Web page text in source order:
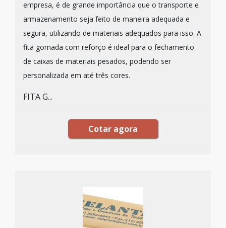
empresa, é de grande importância que o transporte e
armazenamento seja feito de maneira adequada e
segura, utilizando de materiais adequados para isso. A
fita gomada com reforço é ideal para o fechamento
de caixas de materiais pesados, podendo ser
personalizada em até três cores.
FITA G...
Cotar agora